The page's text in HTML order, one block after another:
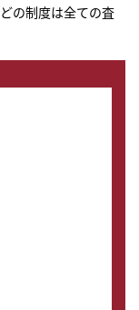
の制度は全ての査